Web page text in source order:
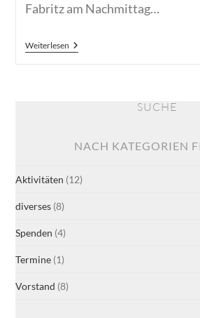
Fabritz am Nachmittag…
WeiterlesenFaN
–
SUCHE
NACH KATEGORIEN
Aktivitäten (12)
diverses (8)
Spenden (4)
Termine (1)
Vorstand (8)